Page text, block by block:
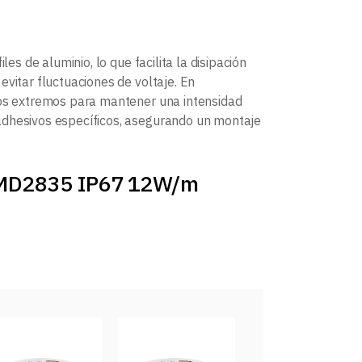
de aluminio, lo que facilita la disipación
fluctuaciones de voltaje. En
extremos para mantener una intensidad
específicos, asegurando un montaje
IP67 12W/m